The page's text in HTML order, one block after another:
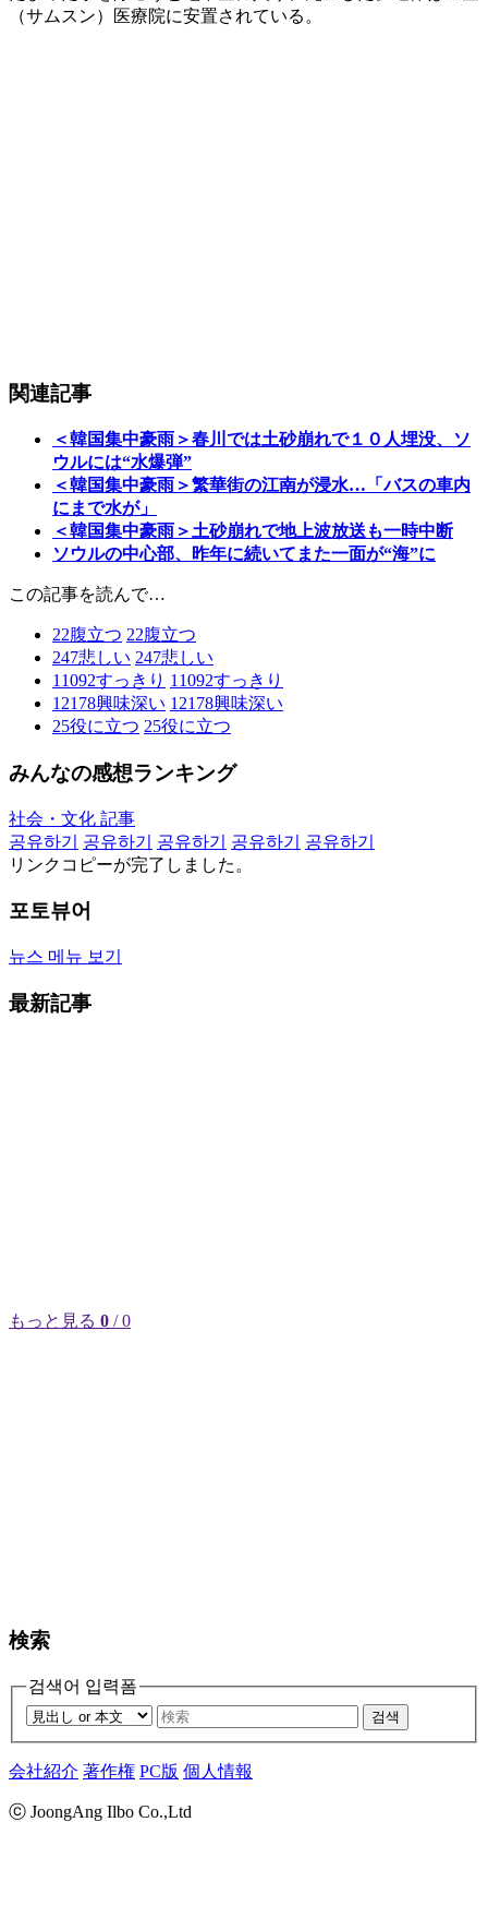
（サムスン）医療院に安置されている。
関連記事
＜韓国集中豪雨＞春川では土砂崩れで１０人埋没、ソ
ウルには“水爆弾”
＜韓国集中豪雨＞繁華街の江南が浸水…「バスの車内
にまで水が」
＜韓国集中豪雨＞土砂崩れで地上波放送も一時中断
ソウルの中心部、昨年に続いてまた一面が“海”に
この記事を読んで…
22腹立つ 22腹立つ
247悲しい 247悲しい
11092すっきり 11092すっきり
12178興味深い 12178興味深い
25役に立つ 25役に立つ
みんなの感想ランキング
社会・文化 記事
공유하기
공유하기 공유하기 공유하기
공유하기
リンクコピーが完了しました。
포토뷰어
뉴스 메뉴 보기
最新記事
もっと見る 0 / 0
検索
검색어 입력폼
검색
会社紹介 著作権 PC版 個人情報
ⓒ JoongAng Ilbo Co.,Ltd